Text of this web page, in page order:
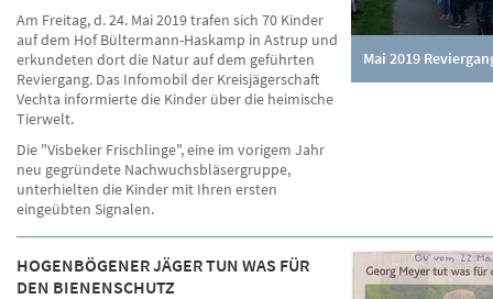
Mai 2019
Am Freitag, d. 24. Mai 2019 trafen sich 70 Kinder
auf dem Hof Bültermann-Haskamp in Astrup und
erkundeten dort die Natur auf dem geführten
Reviergang. Das Infomobil der Kreisjägerschaft
Vechta informierte die Kinder über die heimische
Tierwelt.
Die "Visbeker Frischlinge", eine im vorigem Jahr
neu gegründete Nachwuchsbläsergruppe,
unterhielten die Kinder mit Ihren ersten
eingeübten Signalen.
HOGENBÖGENER JÄGER TUN WAS FÜR
DEN BIENENSCHUTZ